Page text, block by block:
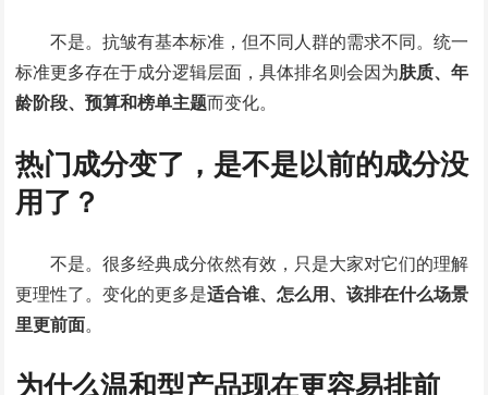
不是。抗皱有基本标准，但不同人群的需求不同。统一
标准更多存在于成分逻辑层面，具体排名则会因为肤质、年
龄阶段、预算和榜单主题而变化。
热门成分变了，是不是以前的成分没
用了？
不是。很多经典成分依然有效，只是大家对它们的理解
更理性了。变化的更多是适合谁、怎么用、该排在什么场景
里更前面。
为什么温和型产品现在更容易排前